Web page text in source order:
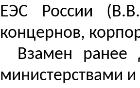
ЕЭС России
концернов,
Взамен ранее
министерствами